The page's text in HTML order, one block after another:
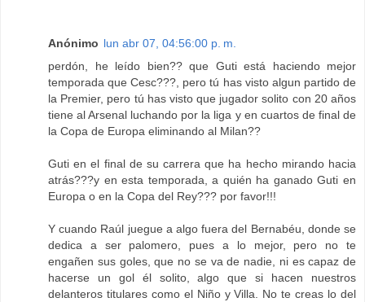
Anónimo lun abr 07, 04:56:00 p. m.
perdón, he leído bien?? que Guti está haciendo mejor
temporada que Cesc???, pero tú has visto algun partido de
la Premier, pero tú has visto que jugador solito con 20 años
tiene al Arsenal luchando por la liga y en cuartos de final de
la Copa de Europa eliminando al Milan??
Guti en el final de su carrera que ha hecho mirando hacia
atrás???y en esta temporada, a quién ha ganado Guti en
Europa o en la Copa del Rey??? por favor!!!
Y cuando Raúl juegue a algo fuera del Bernabéu, donde se
dedica a ser palomero, pues a lo mejor, pero no te
engañen sus goles, que no se va de nadie, ni es capaz de
hacerse un gol él solito, algo que si hacen nuestros
delanteros titulares como el Niño y Villa. No te creas lo del